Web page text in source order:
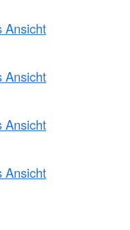
Ansicht
Ansicht
Ansicht
Ansicht